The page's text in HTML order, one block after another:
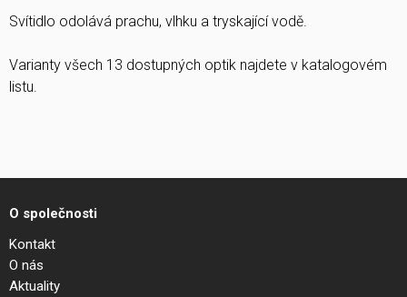
Svítidlo odolává prachu, vlhku a tryskající vodě.
Varianty všech 13 dostupných optik najdete v katalogovém
listu.
O společnosti
Kontakt
O nás
Aktuality